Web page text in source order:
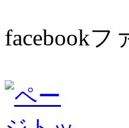
facebookフ